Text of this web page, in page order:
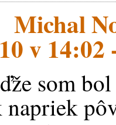
Michal
v 14:02
som
napriek